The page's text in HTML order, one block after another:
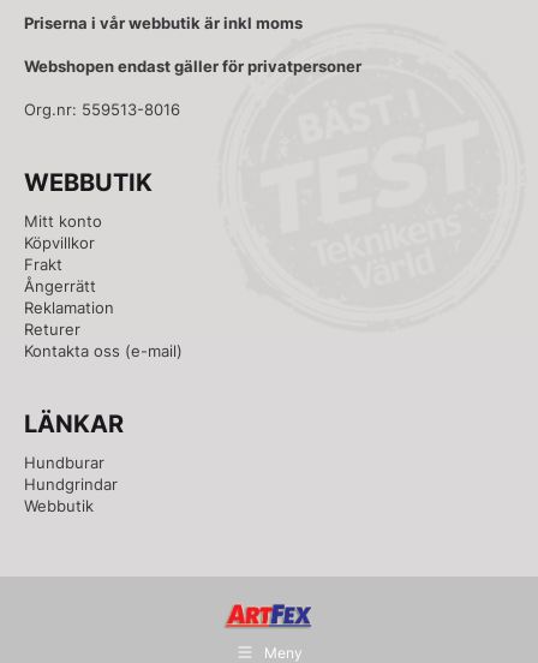
Priserna i vår webbutik är inkl moms
Webshopen endast gäller för privatpersoner
Org.nr: 559513-8016
WEBBUTIK
Mitt konto
Köpvillkor
Frakt
Ångerrätt
Reklamation
Returer
Kontakta oss (e-mail)
LÄNKAR
Hundburar
Hundgrindar
Webbutik
Meny